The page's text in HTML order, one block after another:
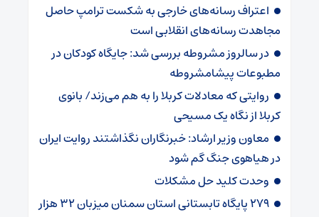
اعتراف رسانه‌های خارجی به شکست ترامپ حاصل
مجاهدت رسانه‌های انقلابی است
در سالروز مشروطه بررسی شد: جایگاه کودکان در
مطبوعات پیشامشروطه
روایتی که معادلات کربلا را به هم می‌زند/ بانوی
کربلا از نگاه یک مسیحی
معاون وزیر ارشاد: خبرنگاران نگذاشتند روایت ایران
در هیاهوی جنگ گم شود
وحدت کلید حل مشکلات
۲۷۹ پایگاه تابستانی استان سمنان میزبان ۳۲ هزار